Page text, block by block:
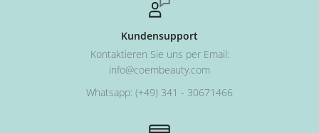
Kundensupport
Kontaktieren Sie uns per Email:
info@coembeauty.com
Whatsapp: (+49) 341 - 30671466